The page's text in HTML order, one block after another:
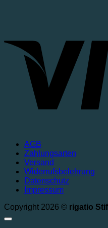
AGB
Zahlungsarten
Versand
Widerrufsbelehrung
Datenschutz
Impressum
Copyright 2026 © rigatio